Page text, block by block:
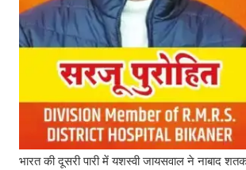
भारत की दूसरी पारी में यशस्वी जायसवाल ने नाबाद